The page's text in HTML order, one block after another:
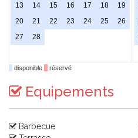
13
14 15 16 17 18
19
20
21 22 23 24 25
26
27
28
disponible réservé
Equipements
Barbecue